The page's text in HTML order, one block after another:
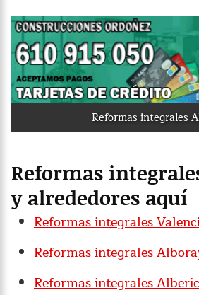
Reformas integrales
Reformas
y alrededores aquí
Reformas integrales
Reformas integrales
Reformas integrales Alberic